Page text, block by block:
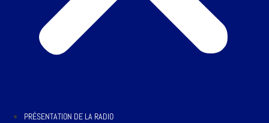
PRÉSENTATION DE LA RADIO